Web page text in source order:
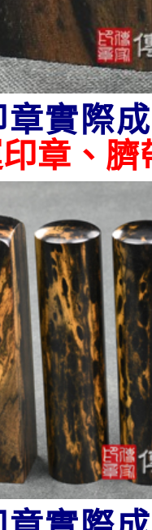
實際
章、